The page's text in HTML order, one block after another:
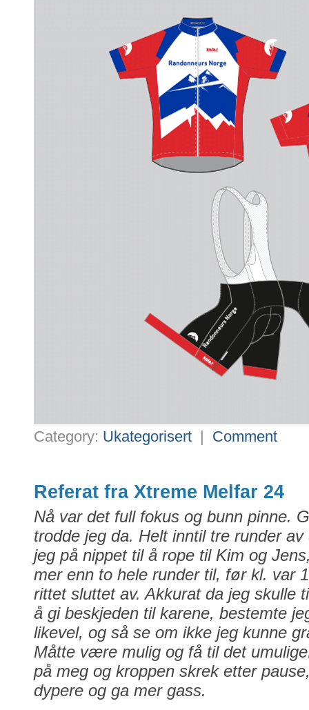
Category: Ukategorisert | Comment
Referat fra Xtreme Melfar 24
Nå var det full fokus og bunn pinne.
trodde jeg da. Helt inntil tre runder
jeg på nippet til å rope til Kim og
mer enn to hele runder til, før kl. var
rittet sluttet av. Akkurat da jeg skulle
å gi beskjeden til karene, bestemte
likevel, og så se om ikke jeg kunne
Måtte være mulig og få til det
på meg og kroppen skrek etter
dypere og ga mer gass.